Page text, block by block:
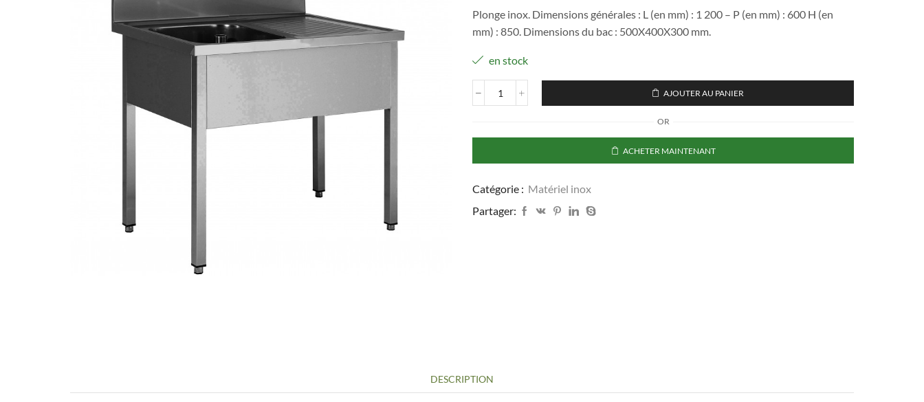
initial
était :
actuel
est :
Plonge inox. Dimensions générales : L (en mm) : 1 200 – P (en mm) : 600 H (en
mm) : 850. Dimensions du bac : 500X400X300 mm.
en stock
quantité
Inox
1
de
500X400X300
AJOUTER AU PANIER
OR
ACHETER MAINTENANT
Catégorie : Matériel inox
Partager:
DESCRIPTION